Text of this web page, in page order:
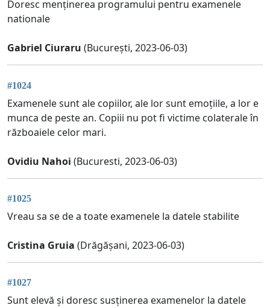
Doresc menținerea programului pentru examenele
nationale
Gabriel Ciuraru (București, 2023-06-03)
#1024
Examenele sunt ale copiilor, ale lor sunt emoțiile, a lor e
munca de peste an. Copiii nu pot fi victime colaterale în
războaiele celor mari.
Ovidiu Nahoi (Bucuresti, 2023-06-03)
#1025
Vreau sa se de a toate examenele la datele stabilite
Cristina Gruia (Drăgășani, 2023-06-03)
#1027
Sunt elevă și doresc susținerea examenelor la datele